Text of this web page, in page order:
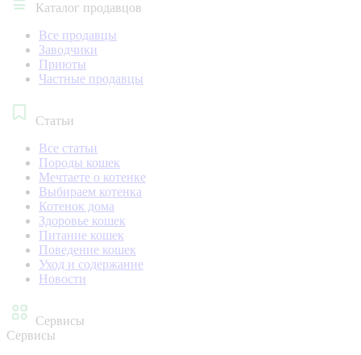
Каталог продавцов
Все продавцы
Заводчики
Приюты
Частные продавцы
Статьи
Все статьи
Породы кошек
Мечтаете о котенке
Выбираем котенка
Котенок дома
Здоровье кошек
Питание кошек
Поведение кошек
Уход и содержание
Новости
Сервисы
Сервисы